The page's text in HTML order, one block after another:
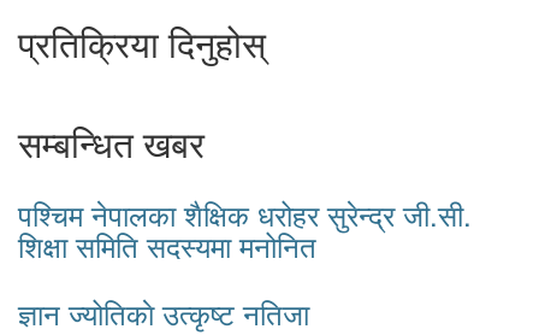
प्रतिक्रिया दिनुहोस्
सम्बन्धित खबर
पश्चिम नेपालका शैक्षिक धरोहर सुरेन्द्र जी.सी.
शिक्षा समिति सदस्यमा मनोनित
ज्ञान ज्योतिकाे उत्कृष्ट नतिजा